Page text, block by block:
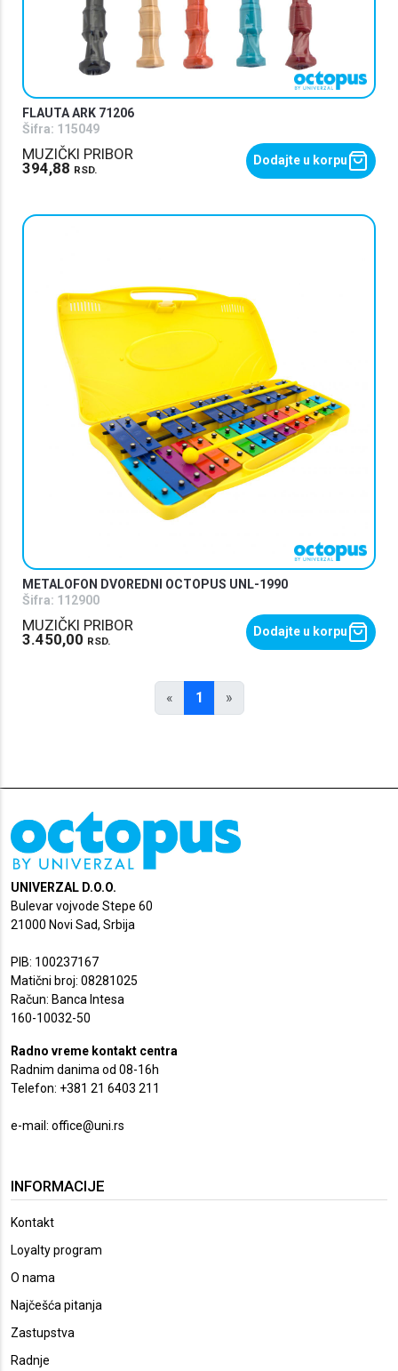
FLAUTA ARK 71206
Šifra: 115049
MUZIČKI PRIBOR
394,88 RSD.
Dodajte u korpu
METALOFON DVOREDNI OCTOPUS UNL-1990
Šifra: 112900
MUZIČKI PRIBOR
3.450,00 RSD.
Dodajte u korpu
« 1 »
UNIVERZAL D.O.O.
Bulevar vojvode Stepe 60
21000 Novi Sad, Srbija
PIB: 100237167
Matični broj: 08281025
Račun: Banca Intesa
160-10032-50
Radno vreme kontakt centra
Radnim danima od 08-16h
Telefon: +381 21 6403 211
e-mail: office@uni.rs
INFORMACIJE
Kontakt
Loyalty program
O nama
Najčešća pitanja
Zastupstva
Radnje